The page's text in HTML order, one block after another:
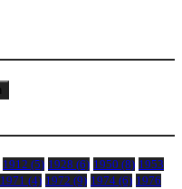
1912 (5) 1928 (6) 1950 (8) 1953
1971 (4) 1972 (9) 1974 (6) 1976